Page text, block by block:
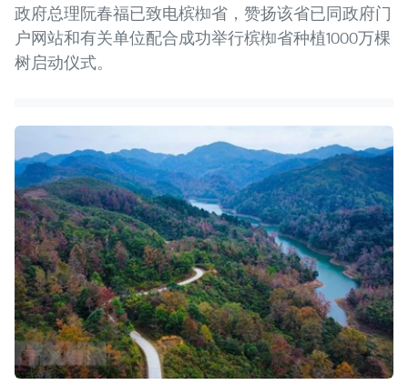
政府总理阮春福已致电槟椥省，赞扬该省已同政府门
户网站和有关单位配合成功举行槟椥省种植1000万棵
树启动仪式。